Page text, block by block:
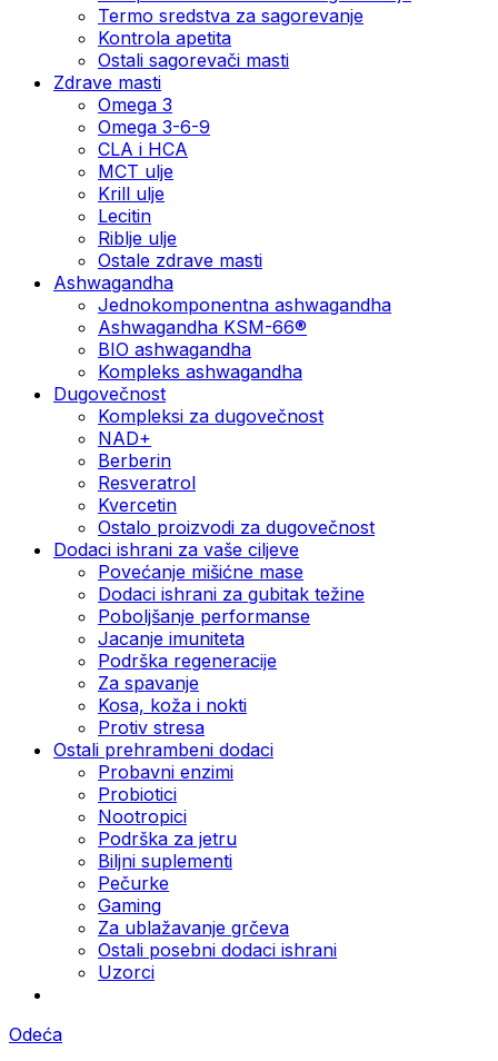
Termo sredstva za sagorevanje
Kontrola apetita
Ostali sagorevači masti
Zdrave masti
Omega 3
Omega 3-6-9
CLA i HCA
MCT ulje
Krill ulje
Lecitin
Riblje ulje
Ostale zdrave masti
Ashwagandha
Jednokomponentna ashwagandha
Ashwagandha KSM-66®
BIO ashwagandha
Kompleks ashwagandha
Dugovečnost
Kompleksi za dugovečnost
NAD+
Berberin
Resveratrol
Kvercetin
Ostalo proizvodi za dugovečnost
Dodaci ishrani za vaše ciljeve
Povećanje mišićne mase
Dodaci ishrani za gubitak težine
Poboljšanje performanse
Jacanje imuniteta
Podrška regeneracije
Za spavanje
Kosa, koža i nokti
Protiv stresa
Ostali prehrambeni dodaci
Probavni enzimi
Probiotici
Nootropici
Podrška za jetru
Biljni suplementi
Pečurke
Gaming
Za ublažavanje grčeva
Ostali posebni dodaci ishrani
Uzorci
Odeća